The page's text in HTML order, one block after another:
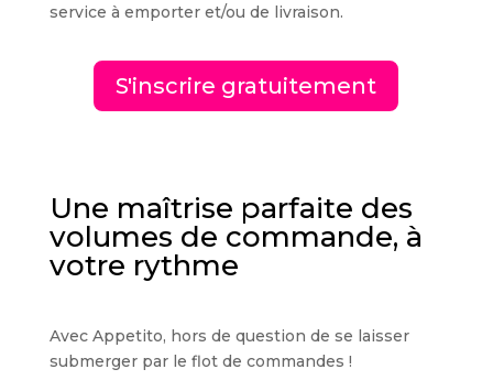
service à emporter et/ou de livraison.
S'inscrire gratuitement
Une maîtrise parfaite des
volumes de commande, à
votre rythme
Avec Appetito, hors de question de se laisser
submerger par le flot de commandes !